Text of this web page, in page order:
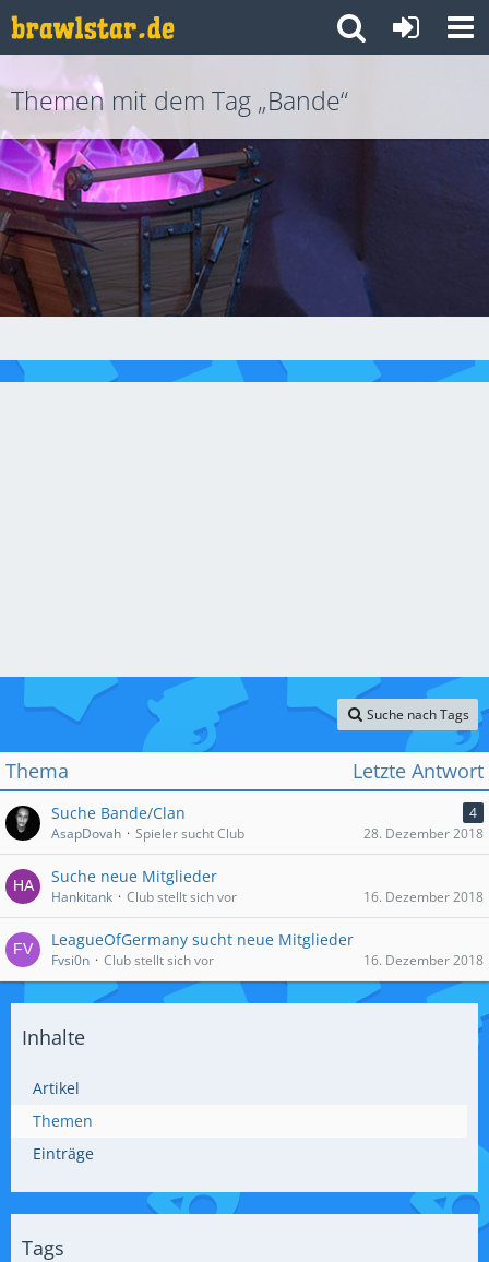
Themen mit dem Tag „Bande“
Suche nach Tags
Thema Letzte Antwort
Suche Bande/Clan
4
AsapDovah
Spieler sucht Club 28. Dezember 2018
Suche neue Mitglieder
Hankitank Club stellt sich vor 16. Dezember 2018
LeagueOfGermany sucht neue Mitglieder
Fvsi0n Club stellt sich vor 16. Dezember 2018
Inhalte
Artikel
Themen
Einträge
Tags